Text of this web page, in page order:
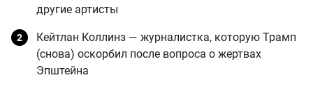
другие артисты
Кейтлан Коллинз — журналистка, которую Трамп
(снова) оскорбил после вопроса о жертвах
Эпштейна